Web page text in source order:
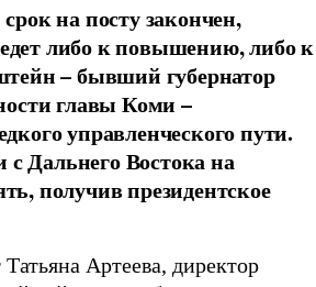
на посту закончен,
либо к повышению, либо к
– бывший губернатор
главы Коми –
управленческого пути.
Дальнего Востока на
получив президентское
Артеева, директор